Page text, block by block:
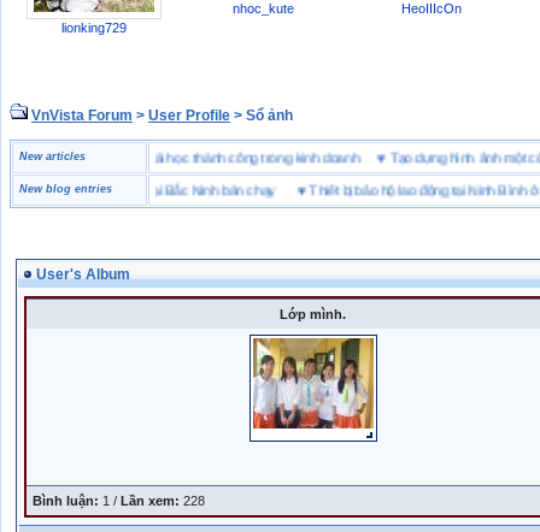
lionking729
nhoc_kute HeoIIIcOn
VnVista Forum > User Profile > Sổ ảnh
New articles
biệt” của Microsoft ♥4 bài học thành công trong kinh doanh ♥Tạo dựng hình ảnh
New blog entries
hiệu giày bảo hộ tại Bắc Ninh bán chạy♥ Thiết bị bảo hộ lao động tại Ninh Bình ở đâu
User's Album
Lớp mình.
Bình luận: 1 / Lần xem: 228